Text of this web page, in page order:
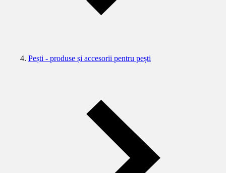
Pești - produse și accesorii pentru pești